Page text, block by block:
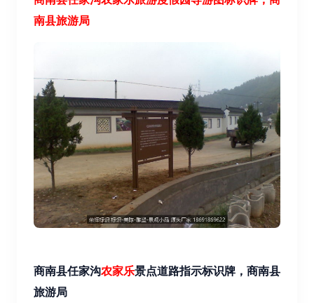
南县旅游局
商南县任家沟农家乐景点道路指示标识牌，商南县
旅游局